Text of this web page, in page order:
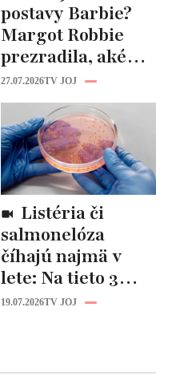
postavy Barbie?
Margot Robbie
prezradila, aké
cviky jej pomohli
spevniť celé telo
27.07.2026TV JOJ
salmonelóza
číhajú najmä v
lete: Na tieto 3
pravidlá pri jedle
19.07.2026TV JOJ